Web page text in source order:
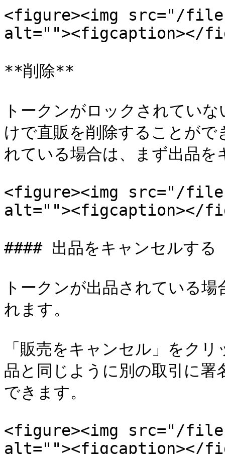
<figure><img src="/files/
alt=""><figcaption></
**削除**
トークンがロックされてい
けで直販を削除することが
れている場合は、まず出品を
<figure><img src="/files/
alt=""><figcaption></
#### 出品をキャンセルする
トークンが出品されている
れます。
「販売をキャンセル」をク
品と同じように別の取引に
できます。
<figure><img src="/files/
alt=""><figcaption></